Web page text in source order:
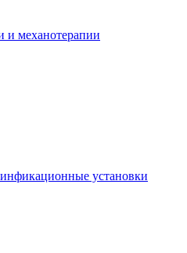
и механотерапии
установки